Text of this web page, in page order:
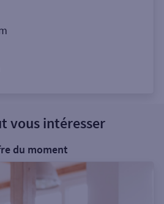
vous intéresser
du moment